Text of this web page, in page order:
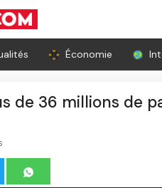
Économie
de 36 millions de